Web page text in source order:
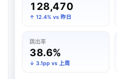
128,470
↑ 12.4% vs 昨日
跳出率
38.6%
↓ 3.1pp vs 上周